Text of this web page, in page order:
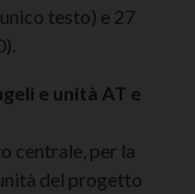
testo) e 27
e unità AT e
centrale, per la
del progetto